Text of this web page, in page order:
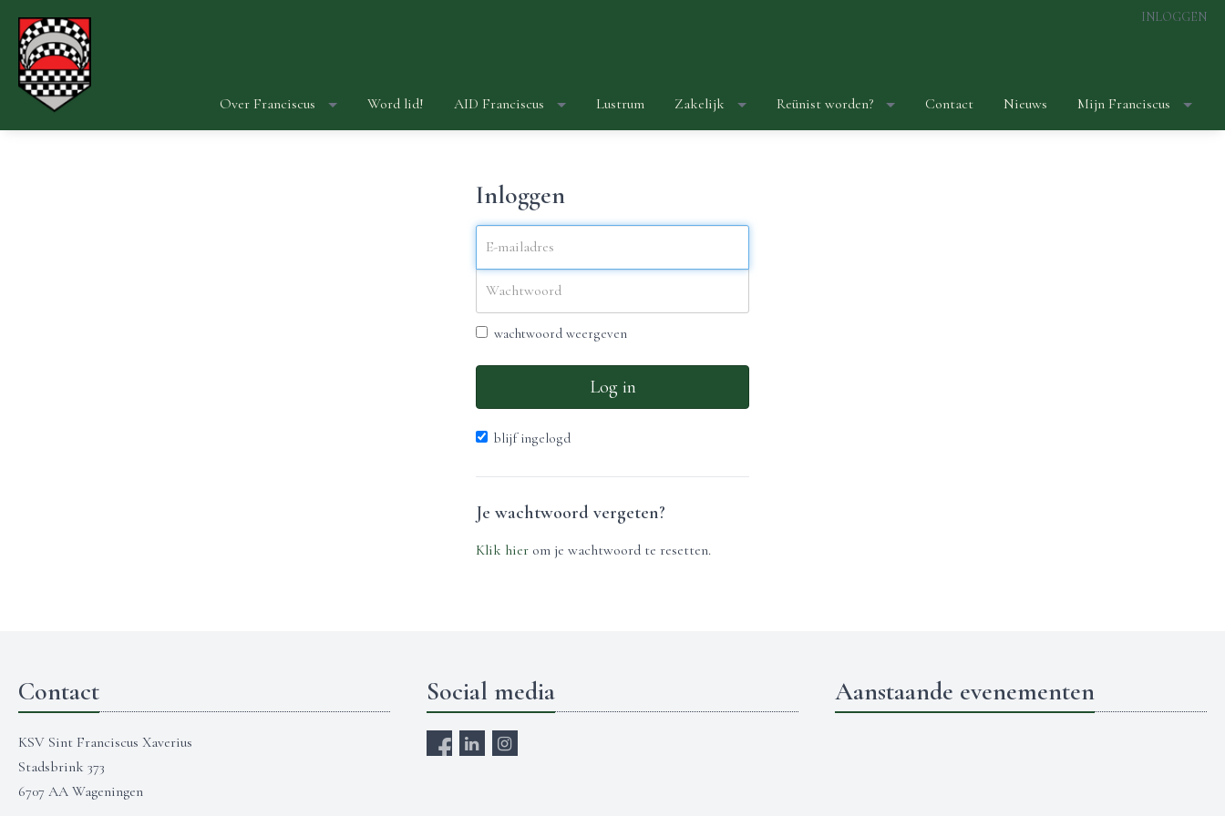
INLOGGEN
Over Franciscus Word lid! AID Franciscus Lustrum Zakelijk Reünist worden? Contact Nieuws Mijn Franciscus
Inloggen
wachtwoord weergeven
Log in
blijf ingelogd
Je wachtwoord vergeten?
Klik hier om je wachtwoord te resetten.
Contact
KSV Sint Franciscus Xaverius
Stadsbrink 373
6707 AA Wageningen
Social media Aanstaande evenementen